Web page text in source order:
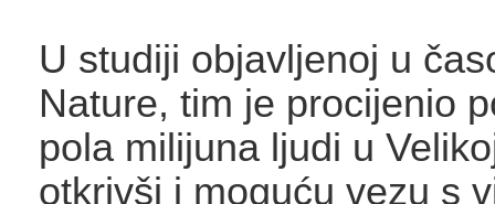
U studiji objavljenoj u
Nature, tim je procijenio
pola milijuna ljudi u
otkrivši i moguću vezu s